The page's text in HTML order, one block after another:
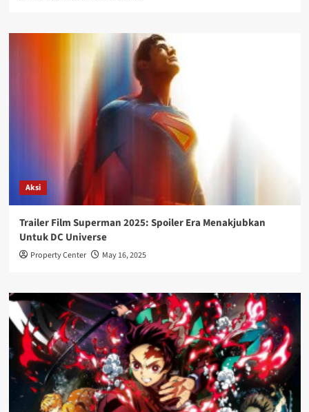
Aksi
Trailer Film Superman 2025: Spoiler Era Menakjubkan
Untuk DC Universe
Property Center May 16, 2025